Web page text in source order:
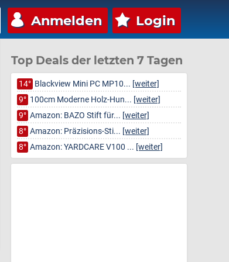
Anmelden Login
Top Deals der letzten 7 Tagen
14° Blackview Mini PC MP10... [weiter]
9° 100cm Moderne Holz-Hun... [weiter]
9° Amazon: BAZO Stift für... [weiter]
8° Amazon: Präzisions-Sti... [weiter]
8° Amazon: YARDCARE V100 ... [weiter]